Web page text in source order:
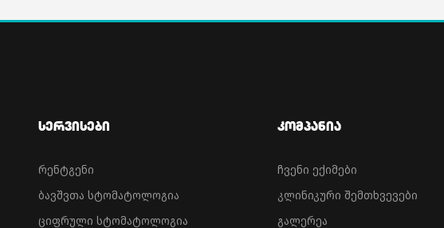
Სერვისები
რენტგენი
ბავშვთა სტომატოლოგია
ციფრული სტომატოლოგია
Კომპანია
ჩვენი ექიმები
კლინიკური შემთხვევები
გალერეა